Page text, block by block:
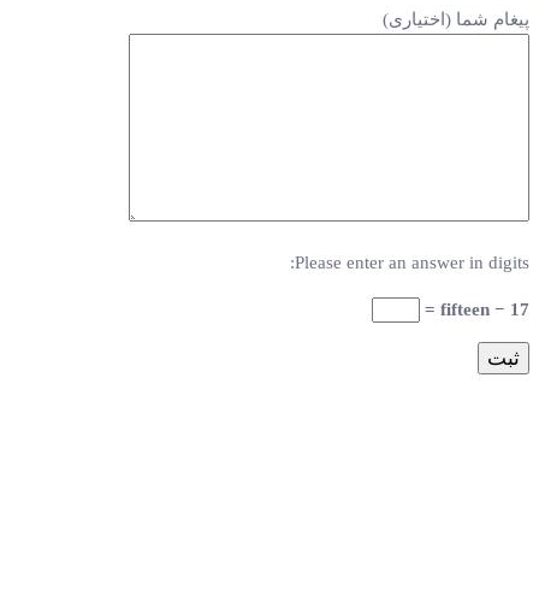
پیغام شما (اختیاری)
Please enter an answer in digits:
17 − fifteen =